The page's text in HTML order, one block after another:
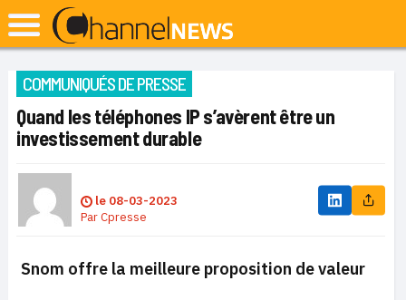
COMMUNIQUÉS DE PRESSE
Quand les téléphones IP s’avèrent être un
investissement durable
le 08-03-2023
ParCpresse
Snom offre la meilleure proposition de valeur